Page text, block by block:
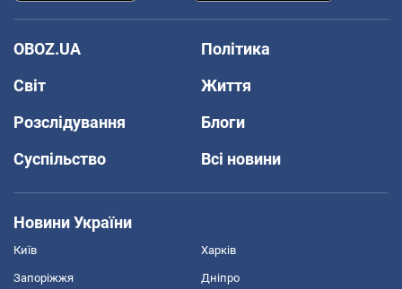
OBOZ.UA
Політика
Світ
Життя
Розслідування
Блоги
Суспільство
Всі новини
Новини України
Київ Харків
Запоріжжя Дніпро